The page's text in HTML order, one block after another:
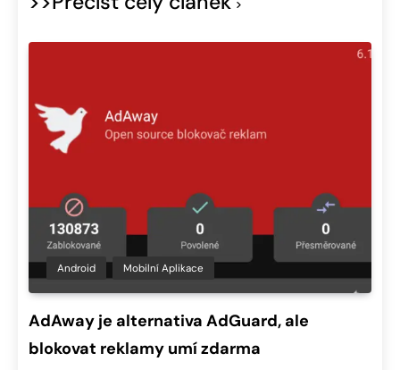
Android Mobilní Aplikace
AdAway je alternativa AdGuard, ale
blokovat reklamy umí zdarma